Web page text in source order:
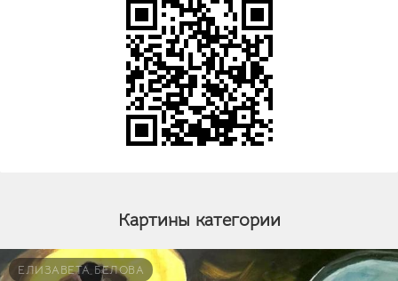
Картины категории
ЕЛИЗАВЕТА БЕЛОВА